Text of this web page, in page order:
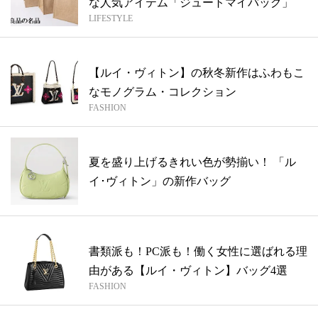
な人気アイテム「ジュートマイバッグ」
LIFESTYLE
【ルイ・ヴィトン】の秋冬新作はふわもこ
なモノグラム・コレクション
FASHION
夏を盛り上げるきれい色が勢揃い！ 「ル
イ･ヴィトン」の新作バッグ
書類派も！PC派も！働く女性に選ばれる理
由がある【ルイ・ヴィトン】バッグ4選
FASHION